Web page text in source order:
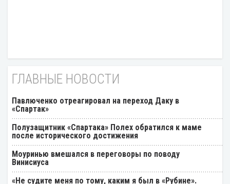
ГЛАВНЫЕ НОВОСТИ
Павлюченко отреагировал на переход Даку в
«Спартак»
Полузащитник «Спартака» Полех обратился к маме
после исторического достижения
Моуринью вмешался в переговоры по поводу
Винисиуса
«Не судите меня по тому, каким я был в «Рубине».